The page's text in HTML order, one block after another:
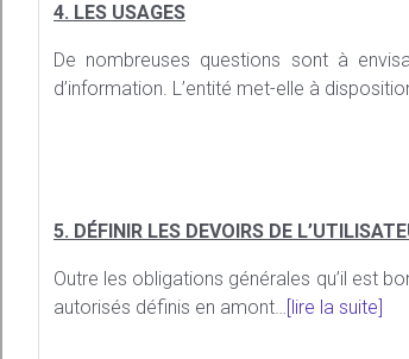
4. LES USAGES
De nombreuses questions sont à
d’information. L’entité met-elle à
5. DÉFINIR LES DEVOIRS DE
Outre les obligations générales qu’il est
autorisés définis en amont…[lire la suite]